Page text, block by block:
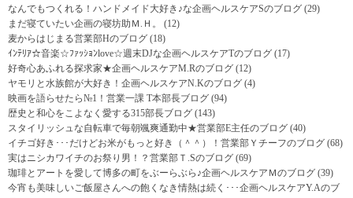
なんでもつくれる！ハンドメイド大好き♪な企画ヘルスケアSのブログ (29)
まだ寝ていたい企画の寝坊助Ｍ.Ｈ。
(12)
麦からはじまる営業部Hのブログ (18)
ｲﾝﾃﾘｱ☆音楽☆ﾌｧｯｼｮﾝlove☆週末DJな企画ヘルスケアTのブログ (17)
好奇心あふれる探求家★企画ヘルスケアM.Rのブログ (12)
ヤモリと水族館が大好き！企画ヘルスケアN.Kのブログ (4)
映画を語らせたら№1！営業一課 T本部長ブログ (94)
歴史と和心をこよなく愛する315部長ブログ (143)
スタイリッシュな自転車で毎朝颯爽通勤中★営業部E主任のブログ (40)
イチゴ好き･･･だけどお米がもっと好き（＾＾）！営業部Ｙチーフのブログ (68)
実はニシカワイチのお祭り男！？営業部Ｔ.Sのブログ (69)
珈琲とアートを愛して博多の町をぶーらぶら♪企画ヘルスケアＭのブログ (39)
今宵も美味しいご飯屋さんへの飽くなき情熱は続く･･･企画ヘルスケアY.Aのブ